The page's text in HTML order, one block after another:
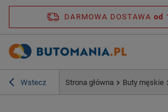
DARMOWA DOSTAWA od
Wstecz Strona główna Buty męskie